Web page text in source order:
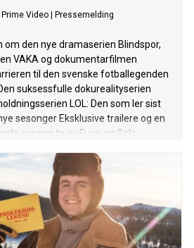
Prime Video Pressemelding
om den nye dramaserien Blindspor,
VAKA og dokumentarfilmen
til den svenske fotballegenden
suksessfulle dokurealityserien
LOL: Den som ler sist
sesonger Eksklusive trailere og en
sesong to av Furia og Solo